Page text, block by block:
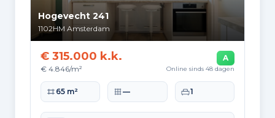
Hogevecht 241
1102HM Amsterdam
€ 315.000 k.k.
€ 4.846/m²
A
Online sinds 48 dagen
Woonoppervlakte
65 m² Perceeloppervlakte
— Slaapkamers
1